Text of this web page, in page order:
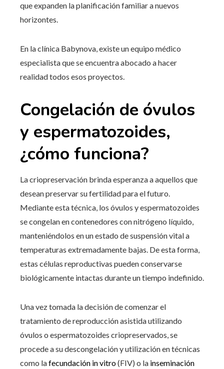
que expanden la planificación familiar a nuevos
horizontes.
En la clínica Babynova, existe un equipo médico
especialista que se encuentra abocado a hacer
realidad todos esos proyectos.
Congelación de óvulos
y espermatozoides,
¿cómo funciona?
La criopreservación brinda esperanza a aquellos que
desean preservar su fertilidad para el futuro.
Mediante esta técnica, los óvulos y espermatozoides
se congelan en contenedores con nitrógeno líquido,
manteniéndolos en un estado de suspensión vital a
temperaturas extremadamente bajas. De esta forma,
estas células reproductivas pueden conservarse
biológicamente intactas durante un tiempo indefinido.
Una vez tomada la decisión de comenzar el
tratamiento de reproducción asistida utilizando
óvulos o espermatozoides criopreservados, se
procede a su descongelación y utilización en técnicas
como lafecundación in vitro(FIV) o la inseminación